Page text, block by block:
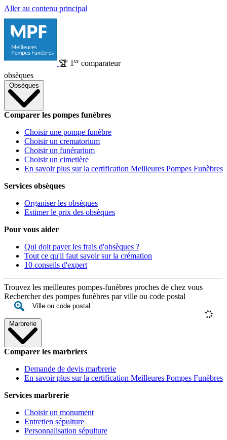
Aller au contenu principal
🏆 1 ercomparateur
obsèques
Obsèques
Comparer les pompes funèbres
Choisir une pompe funèbre
Choisir un crematorium
Choisir un funérarium
Choisir un cimetière
En savoir plus sur la certification Meilleures Pompes Funèbres
Services obsèques
Organiser les obsèques
Estimer le prix des obsèques
Pour vous aider
Qui doit payer les frais d'obsèques ?
Tout ce qu'il faut savoir sur la crémation
10 conseils d'expert
Trouvez les meilleures pompes-funèbres proches de chez vous
Rechercher des pompes funèbres par ville ou code postal
Marbrerie
Comparer les marbriers
Demande de devis marbrerie
En savoir plus sur la certification Meilleures Pompes Funèbres
Services marbrerie
Choisir un monument
Entretien sépulture
Personnalisation sépulture